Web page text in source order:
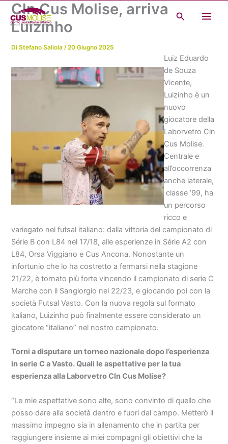
contenuto
Cerca
Cln Cus Molise, arriva
Luizinho
DiStefano Saliola/20 Giugno 2025
Luiz Eduardo
de Souza
Vicente,
Luizinho è un
nuovo
giocatore della
Laborvetro Cln
Cus Molise.
Centrale e
all’occorrenza
anche laterale,
classe ’99, ha
un percorso
ricco e
variegato nel futsal italiano: dalla vittoria del campionato di
Série B con L84 nel 17/18, alle esperienze in Série A2 con
L84, Orsa Viggiano e Cus Ancona. Nonostante un
infortunio che lo ha costretto a fermarsi nella stagione
21/22, è tornato più forte vincendo il campionato di serie C
Marche con il Sangiorgio nel 22/23, e giocando poi con la
società Futsal Vasto. Con la nuova regola sul formato
italiano, Luizinho può finalmente essere considerato un
giocatore “italiano” nel nostro campionato.
Torni a disputare un torneo nazionale dopo l’esperienza
in serie C a Vasto. Quali le aspettative per la tua
esperienza alla Laborvetro Cln Cus Molise?
“Le mie aspettative sono alte, sono convinto di quello che
posso dare alla società dentro e fuori dal campo. Metterò il
massimo impegno sia in allenamento che in partita per
raggiungere insieme ai miei compagni gli obiettivi che la